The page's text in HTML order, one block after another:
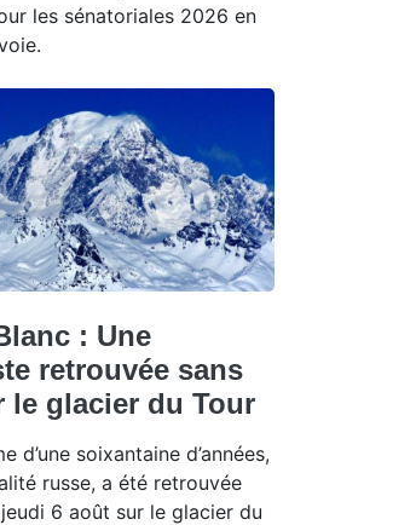
les sénatoriales 2026 en
: Une
retrouvée sans
le glacier du Tour
d’une soixantaine d’années,
russe, a été retrouvée
6 août sur le glacier du